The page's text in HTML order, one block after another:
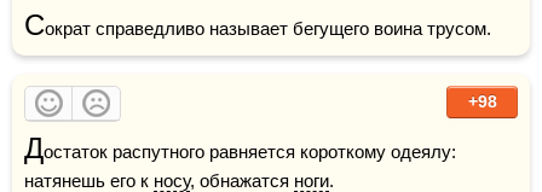
Сократ справедливо называет бегущего воина трусом.
+98
Достаток распутного равняется короткому одеялу:
натянешь его к носу, обнажатся ноги.